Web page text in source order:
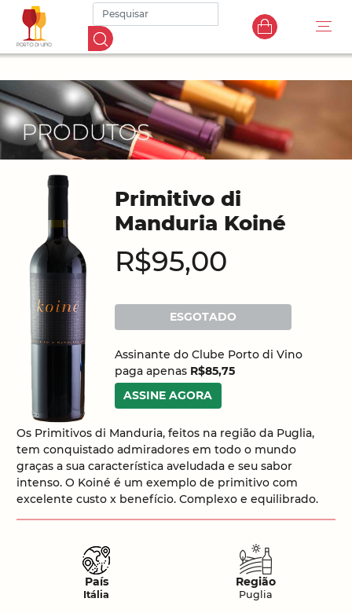
Primitivo di
Manduria Koiné
R$95,00
ESGOTADO
Assinante do Clube Porto di Vino
paga apenas R$85,75
ASSINE AGORA
Os Primitivos di Manduria, feitos na região da Puglia,
tem conquistado admiradores em todo o mundo
graças a sua característica aveludada e seu sabor
intenso. O Koiné é um exemplo de primitivo com
excelente custo x benefício. Complexo e equilibrado.
País
Itália
Região
Puglia